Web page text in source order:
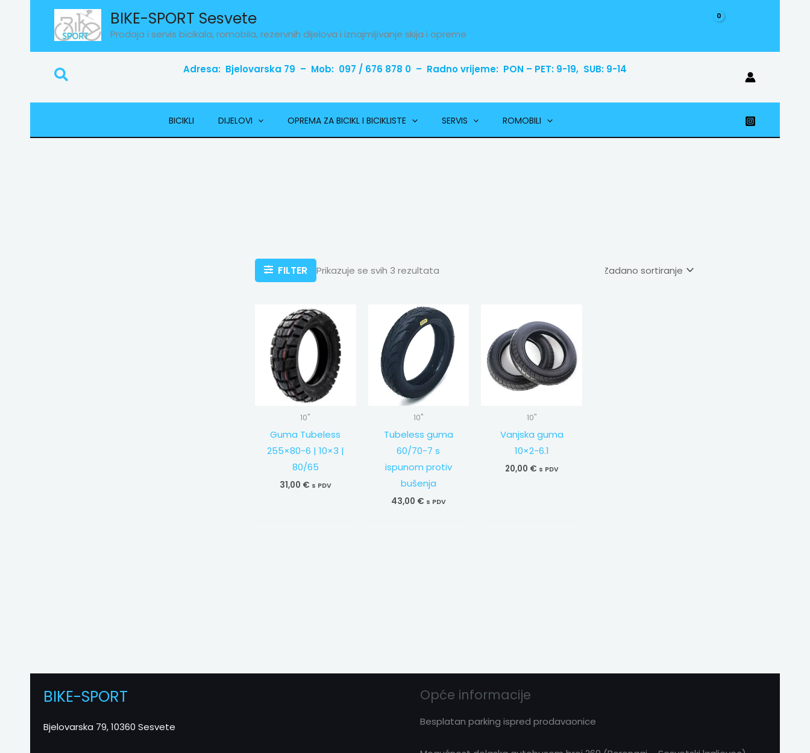
content
BIKE-SPORT Sesvete
Prodaja i servis bicikala, romobila, rezervnih dijelova i iznajmljivanje skija i opreme
Search Adresa: Bjelovarska 79 – Mob: 097 / 676 878 0 – Radno vrijeme: PON – PET: 9-19, SUB: 9-14
BICIKLI DIJELOVI OPREMA ZA BICIKL I BICIKLISTE SERVIS ROMOBILI
FILTER Prikazuje se svih 3 rezultata
10"
Guma Tubeless
255×80-6 | 10×3 |
80/65
31,00 € s PDV
10"
Tubeless guma
60/70-7 s
ispunom protiv
bušenja
43,00 € s PDV
10"
Vanjska guma
10×2-6.1
20,00 € s PDV
BIKE-SPORT
Bjelovarska 79, 10360 Sesvete
Opće informacije
Besplatan parking ispred prodavaonice